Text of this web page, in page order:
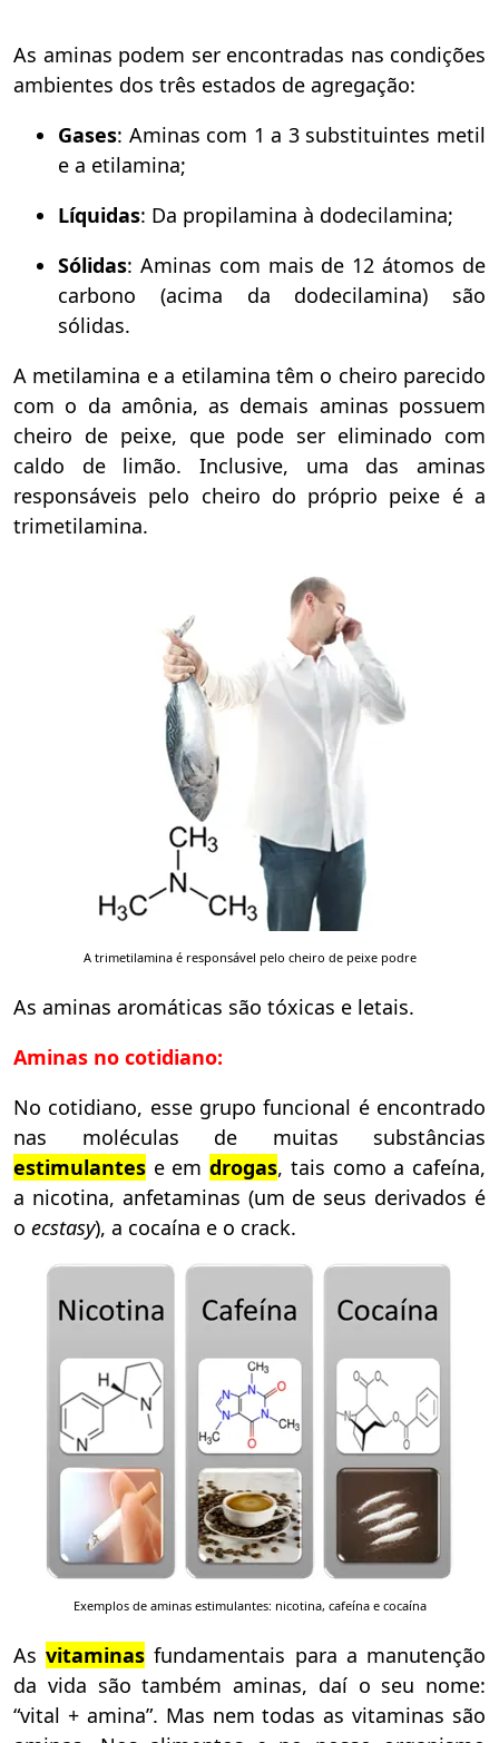
As aminas podem ser encontradas nas condições
ambientes dos três estados de agregação:
Gases: Aminas com 1 a 3 substituintes metil
e a etilamina;
Líquidas: Da propilamina à dodecilamina;
Sólidas: Aminas com mais de 12 átomos de
carbono (acima da dodecilamina) são
sólidas.
A metilamina e a etilamina têm o cheiro parecido
com o da amônia, as demais aminas possuem
cheiro de peixe, que pode ser eliminado com
caldo de limão. Inclusive, uma das aminas
responsáveis pelo cheiro do próprio peixe é a
trimetilamina.
A trimetilamina é responsável pelo cheiro de peixe podre
As aminas aromáticas são tóxicas e letais.
Aminas no cotidiano:
No cotidiano, esse grupo funcional é encontrado
nas moléculas de muitas substâncias
estimulantes e emdrogas, tais como a cafeína,
a nicotina, anfetaminas (um de seus derivados é
o ecstasy), a cocaína e o crack.
Exemplos de aminas estimulantes: nicotina, cafeína e cocaína
Asvitaminas fundamentais para a manutenção
da vida são também aminas, daí o seu nome:
“vital + amina”. Mas nem todas as vitaminas são